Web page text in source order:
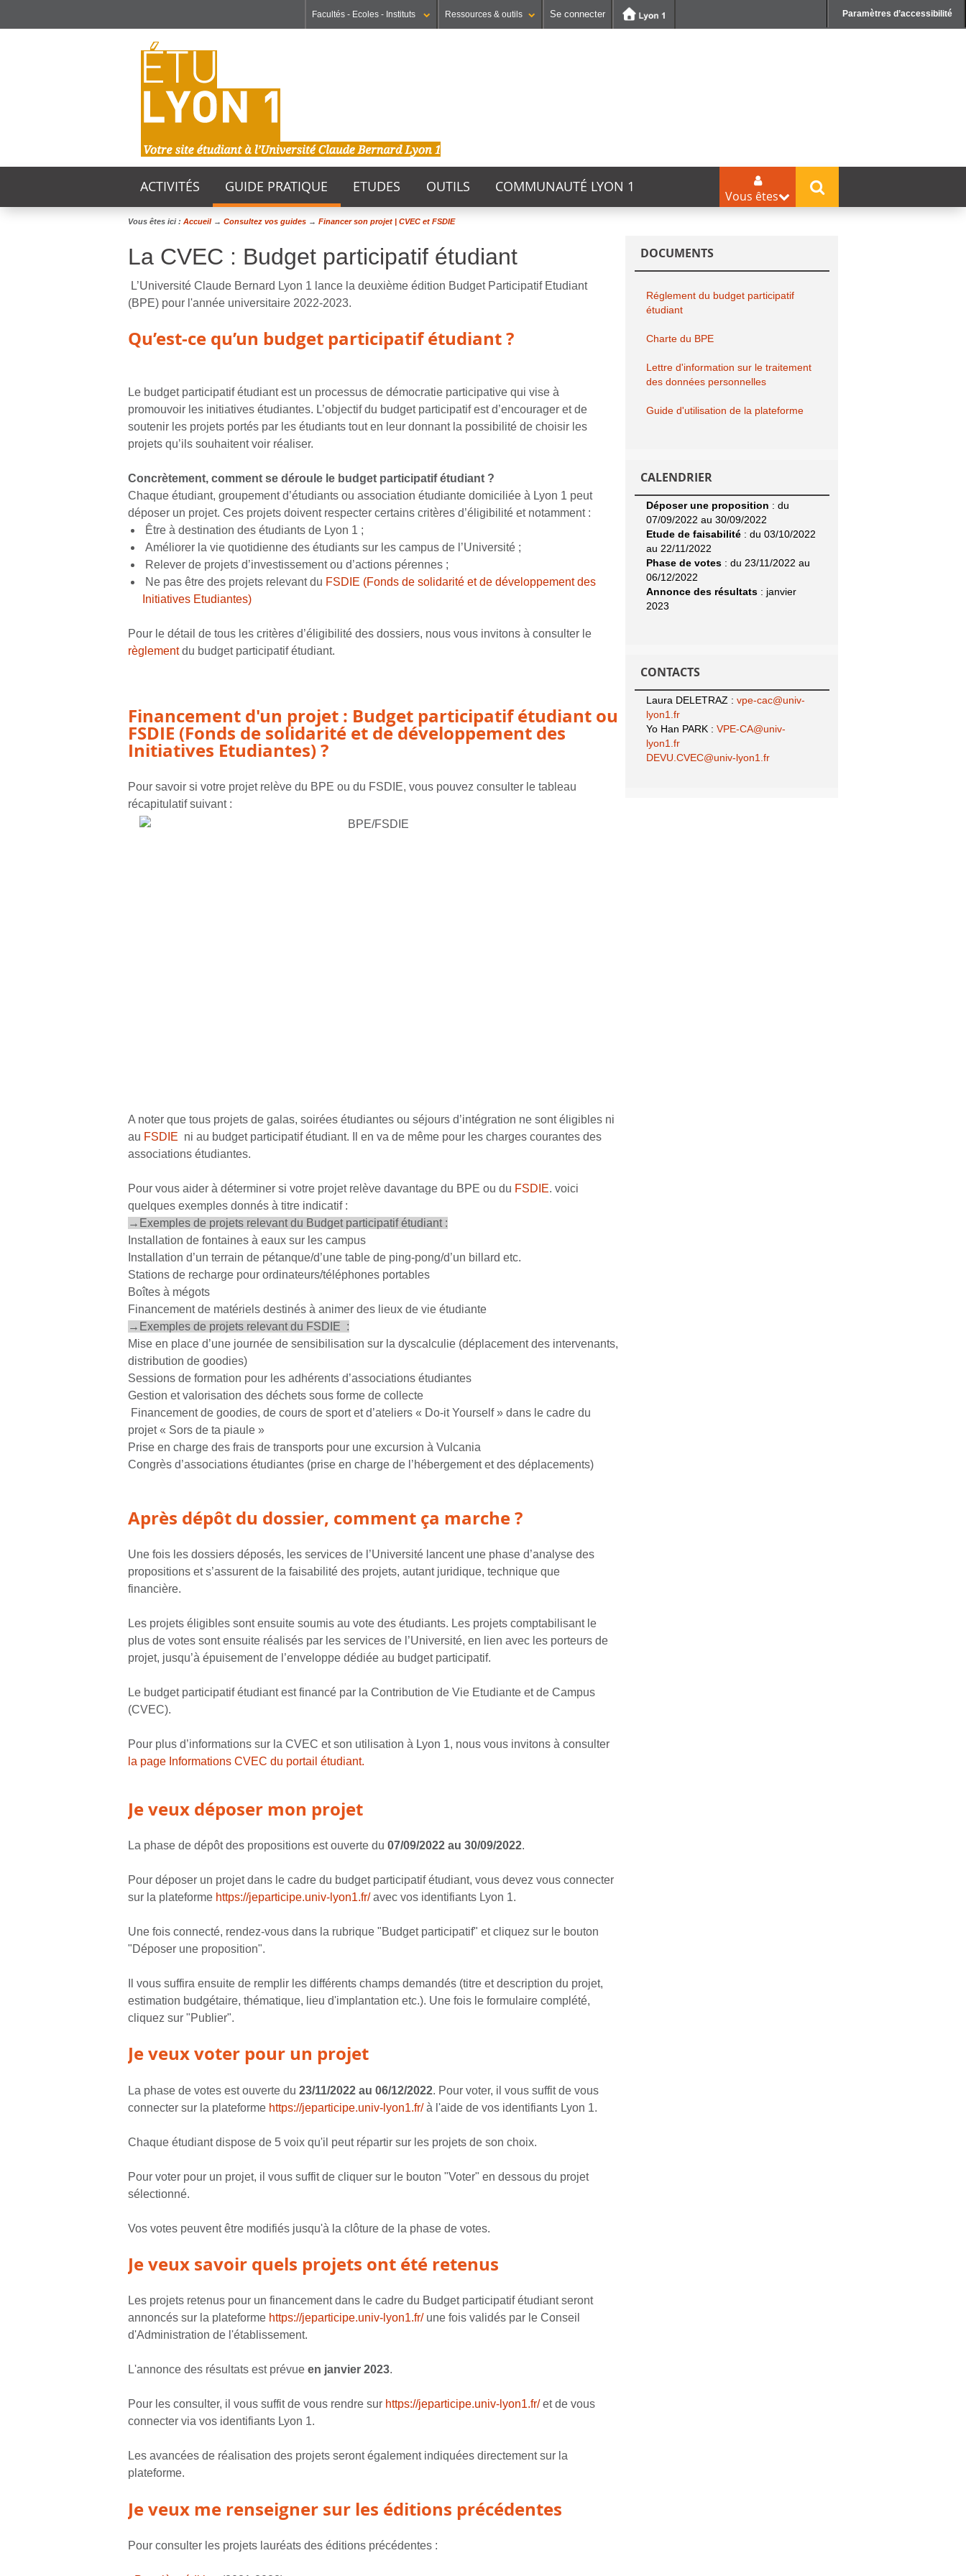
Paramètres d’accessibilité
Facultés - Ecoles - Instituts Ressources & outils Se connecter
ACTIVITÉS GUIDE PRATIQUE ETUDES OUTILS COMMUNAUTÉ LYON 1
Vous êtes
Vous êtes ici : Accueil→ Consultez vos guides→ Financer son projet | CVEC et FSDIE
La CVEC : Budget participatif étudiant
L’Université Claude Bernard Lyon 1 lance la deuxième édition Budget Participatif Etudiant
(BPE) pour l'année universitaire 2022-2023.
Qu’est-ce qu’un budget participatif étudiant ?
Le budget participatif étudiant est un processus de démocratie participative qui vise à
promouvoir les initiatives étudiantes. L’objectif du budget participatif est d’encourager et de
soutenir les projets portés par les étudiants tout en leur donnant la possibilité de choisir les
projets qu’ils souhaitent voir réaliser.
Concrètement, comment se déroule le budget participatif étudiant ?
Chaque étudiant, groupement d’étudiants ou association étudiante domiciliée à Lyon 1 peut
déposer un projet. Ces projets doivent respecter certains critères d’éligibilité et notamment :
Être à destination des étudiants de Lyon 1 ;
Améliorer la vie quotidienne des étudiants sur les campus de l’Université ;
Relever de projets d’investissement ou d’actions pérennes ;
Ne pas être des projets relevant du FSDIE (Fonds de solidarité et de développement des
Initiatives Etudiantes)
Pour le détail de tous les critères d’éligibilité des dossiers, nous vous invitons à consulter le
règlementdu budget participatif étudiant.
Financement d'un projet : Budget participatif étudiant ou
FSDIE (Fonds de solidarité et de développement des
Initiatives Etudiantes) ?
Pour savoir si votre projet relève du BPE ou du FSDIE, vous pouvez consulter le tableau
récapitulatif suivant :
A noter que tous projets de galas, soirées étudiantes ou séjours d’intégration ne sont éligibles ni
au FSDIE ni au budget participatif étudiant. Il en va de même pour les charges courantes des
associations étudiantes.
Pour vous aider à déterminer si votre projet relève davantage du BPE ou du FSDIE. voici
quelques exemples donnés à titre indicatif :
→Exemples de projets relevant du Budget participatif étudiant :
Installation de fontaines à eaux sur les campus
Installation d’un terrain de pétanque/d’une table de ping-pong/d’un billard etc.
Stations de recharge pour ordinateurs/téléphones portables
Boîtes à mégots
Financement de matériels destinés à animer des lieux de vie étudiante
→Exemples de projets relevant du FSDIE :
Mise en place d’une journée de sensibilisation sur la dyscalculie (déplacement des intervenants,
distribution de goodies)
Sessions de formation pour les adhérents d’associations étudiantes
Gestion et valorisation des déchets sous forme de collecte
Financement de goodies, de cours de sport et d’ateliers « Do-it Yourself » dans le cadre du
projet « Sors de ta piaule »
Prise en charge des frais de transports pour une excursion à Vulcania
Congrès d’associations étudiantes (prise en charge de l’hébergement et des déplacements)
Après dépôt du dossier, comment ça marche ?
Une fois les dossiers déposés, les services de l’Université lancent une phase d’analyse des
propositions et s’assurent de la faisabilité des projets, autant juridique, technique que
financière.
Les projets éligibles sont ensuite soumis au vote des étudiants. Les projets comptabilisant le
plus de votes sont ensuite réalisés par les services de l’Université, en lien avec les porteurs de
projet, jusqu’à épuisement de l’enveloppe dédiée au budget participatif.
Le budget participatif étudiant est financé par la Contribution de Vie Etudiante et de Campus
(CVEC).
Pour plus d’informations sur la CVEC et son utilisation à Lyon 1, nous vous invitons à consulter
la page Informations CVEC du portail étudiant.
Je veux déposer mon projet
La phase de dépôt des propositions est ouverte du 07/09/2022 au 30/09/2022.
Pour déposer un projet dans le cadre du budget participatif étudiant, vous devez vous connecter
sur la plateforme https://jeparticipe.univ-lyon1.fr/avec vos identifiants Lyon 1.
Une fois connecté, rendez-vous dans la rubrique "Budget participatif" et cliquez sur le bouton
"Déposer une proposition".
Il vous suffira ensuite de remplir les différents champs demandés (titre et description du projet,
estimation budgétaire, thématique, lieu d'implantation etc.). Une fois le formulaire complété,
cliquez sur "Publier".
Je veux voter pour un projet
La phase de votes est ouverte du 23/11/2022 au 06/12/2022. Pour voter, il vous suffit de vous
connecter sur la plateforme https://jeparticipe.univ-lyon1.fr/à l'aide de vos identifiants Lyon 1.
Chaque étudiant dispose de 5 voix qu'il peut répartir sur les projets de son choix.
Pour voter pour un projet, il vous suffit de cliquer sur le bouton "Voter" en dessous du projet
sélectionné.
Vos votes peuvent être modifiés jusqu'à la clôture de la phase de votes.
Je veux savoir quels projets ont été retenus
Les projets retenus pour un financement dans le cadre du Budget participatif étudiant seront
annoncés sur la plateforme https://jeparticipe.univ-lyon1.fr/une fois validés par le Conseil
d'Administration de l'établissement.
L'annonce des résultats est prévue en janvier 2023.
Pour les consulter, il vous suffit de vous rendre sur https://jeparticipe.univ-lyon1.fr/et de vous
connecter via vos identifiants Lyon 1.
Les avancées de réalisation des projets seront également indiquées directement sur la
plateforme.
Je veux me renseigner sur les éditions précédentes
Pour consulter les projets lauréats des éditions précédentes :
DOCUMENTS
Réglement du budget participatif
étudiant
Charte du BPE
Lettre d'information sur le traitement
des données personnelles
Guide d'utilisation de la plateforme
CALENDRIER
Déposer une proposition : du
07/09/2022 au 30/09/2022
Etude de faisabilité: du 03/10/2022
au 22/11/2022
Phase de votes: du 23/11/2022 au
06/12/2022
Annonce des résultats: janvier
2023
CONTACTS
Laura DELETRAZ : vpe-cac@univ-
lyon1.fr
Yo Han PARK : VPE-CA@univ-
lyon1.fr
DEVU.CVEC@univ-lyon1.fr
e